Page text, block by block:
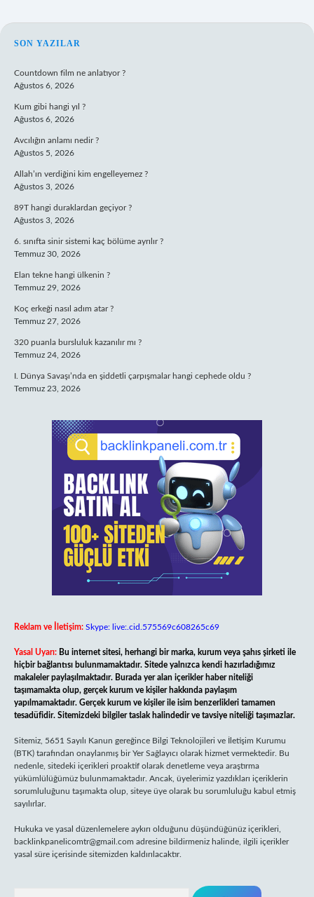
SIDEBAR
SON YAZILAR
Countdown film ne anlatıyor ?
Ağustos 6, 2026
Kum gibi hangi yıl ?
Ağustos 6, 2026
Avcılığın anlamı nedir ?
Ağustos 5, 2026
Allah’ın verdiğini kim engelleyemez ?
Ağustos 3, 2026
89T hangi duraklardan geçiyor ?
Ağustos 3, 2026
6. sınıfta sinir sistemi kaç bölüme ayrılır ?
Temmuz 30, 2026
Elan tekne hangi ülkenin ?
Temmuz 29, 2026
Koç erkeği nasıl adım atar ?
Temmuz 27, 2026
320 puanla bursluluk kazanılır mı ?
Temmuz 24, 2026
I. Dünya Savaşı’nda en şiddetli çarpışmalar hangi cephede oldu ?
Temmuz 23, 2026
Reklam ve İletişim: Skype: live:.cid.575569c608265c69
Yasal Uyarı: Bu internet sitesi, herhangi bir marka, kurum veya şahıs şirketi ile
hiçbir bağlantısı bulunmamaktadır. Sitede yalnızca kendi hazırladığımız
makaleler paylaşılmaktadır. Burada yer alan içerikler haber niteliği
taşımamakta olup, gerçek kurum ve kişiler hakkında paylaşım
yapılmamaktadır. Gerçek kurum ve kişiler ile isim benzerlikleri tamamen
tesadüfidir. Sitemizdeki bilgiler taslak halindedir ve tavsiye niteliği taşımazlar.
Sitemiz, 5651 Sayılı Kanun gereğince Bilgi Teknolojileri ve İletişim Kurumu
(BTK) tarafından onaylanmış bir Yer Sağlayıcı olarak hizmet vermektedir. Bu
nedenle, sitedeki içerikleri proaktif olarak denetleme veya araştırma
yükümlülüğümüz bulunmamaktadır. Ancak, üyelerimiz yazdıkları içeriklerin
sorumluluğunu taşımakta olup, siteye üye olarak bu sorumluluğu kabul etmiş
sayılırlar.
Hukuka ve yasal düzenlemelere aykırı olduğunu düşündüğünüz içerikleri,
backlinkpanelicomtr@gmail.com adresine bildirmeniz halinde, ilgili içerikler
yasal süre içerisinde sitemizden kaldırılacaktır.